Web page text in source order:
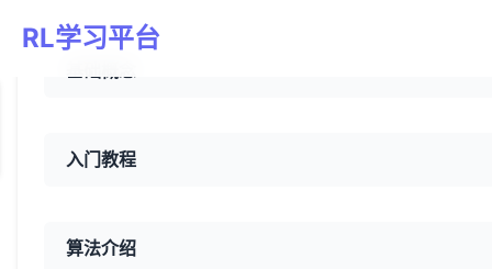
RL学习平台
入门教程
算法介绍